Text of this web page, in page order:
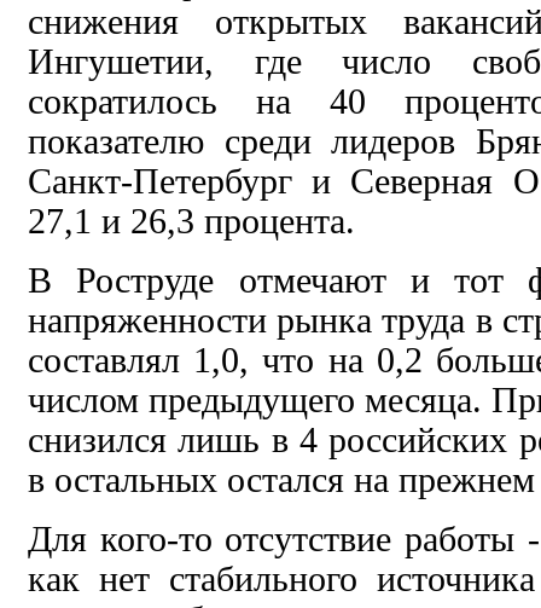
снижения открытых
Ингушетии, где число
сократилось на 40
показателю среди лидеров
Санкт-Петербург и Северная
27,1 и 26,3 процента.
В Роструде отмечают и тот
напряженности рынка труда в
составлял 1,0, что на 0,2
числом предыдущего месяца.
снизился лишь в 4 российских
в остальных остался на
Для кого-то отсутствие
как нет стабильного